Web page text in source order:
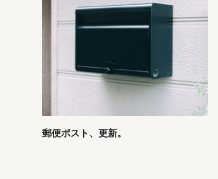
郵便ポスト、更新。